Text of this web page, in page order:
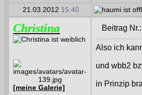
21.03.2012 15:40
Christina
[meine Galerie]
Beitrag
Also ich
und wbb2
in Prinzip